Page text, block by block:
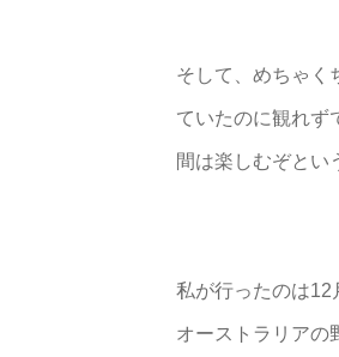
そして、めちゃく
ていたのに観れず
間は楽しむぞとい
私が行ったのは12
オーストラリアの